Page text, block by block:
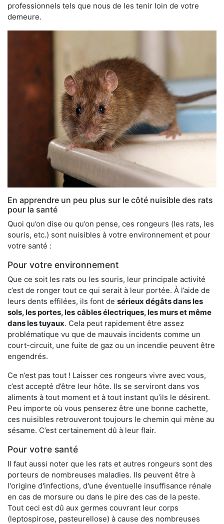
professionnels tels que nous de les tenir loin de votre
demeure.
En apprendre un peu plus sur le côté nuisible des rats
pour la santé
Quoi qu’on dise ou qu’on pense, ces rongeurs (les rats, les
souris, etc.) sont nuisibles à votre environnement et pour
votre santé :
Pour votre environnement
Que ce soit les rats ou les souris, leur principale activité
c’est de ronger tout ce qui serait à leur portée. À l’aide de
leurs dents effilées, ils font de sérieux dégâts dans les
sols, les portes, les câbles électriques, les murs et même
dans les tuyaux. Cela peut rapidement être assez
problématique vu que de mauvais incidents comme un
court-circuit, une fuite de gaz ou un incendie peuvent être
engendrés.
Ce n’est pas tout ! Laisser ces rongeurs vivre avec vous,
c’est accepté d’être leur hôte. Ils se serviront dans vos
aliments à tout moment et à tout instant qu’ils le désirent.
Peu importe où vous penserez être une bonne cachette,
ces nuisibles retrouveront toujours le chemin qui mène au
sésame. C’est certainement dû à leur flair.
Pour votre santé
Il faut aussi noter que les rats et autres rongeurs sont des
porteurs de nombreuses maladies. Ils peuvent être à
l'origine d'infections, d'une éventuelle insuffisance rénale
en cas de morsure ou dans le pire des cas de la peste.
Tout ceci est dû aux germes couvrant leur corps
(leptospirose, pasteurellose) à cause des nombreuses